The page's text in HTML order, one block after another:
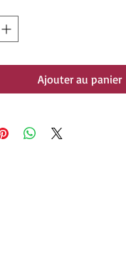
Ajouter au panier